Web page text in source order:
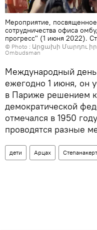
Мероприятие,
сотрудничества офиса
прогресс" (1 июня 2022).
© Photo : Արցախի Մարդու
Ombudsman
Международный
ежегодно 1 июня, он
в Париже решением
демократической
отмечался в 1950
проводятся разные
дети Арцах Степанакерт